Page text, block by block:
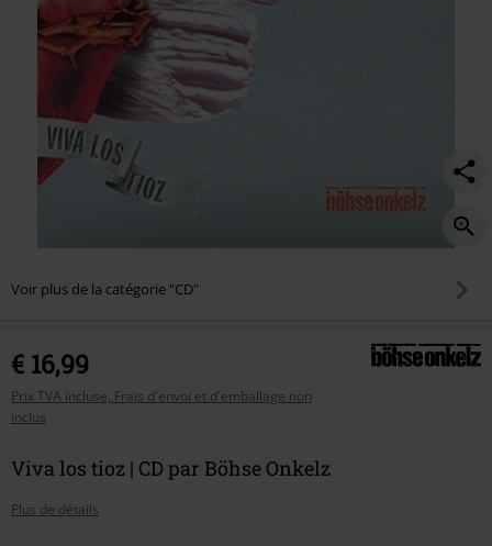
Voir plus de la catégorie "CD"
€ 16,99
Prix TVA incluse, Frais d'envoi et d'emballage non
inclus
Viva los tioz | CD par Böhse Onkelz
Plus de détails